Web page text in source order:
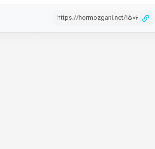
https://hormozgani.net/1506